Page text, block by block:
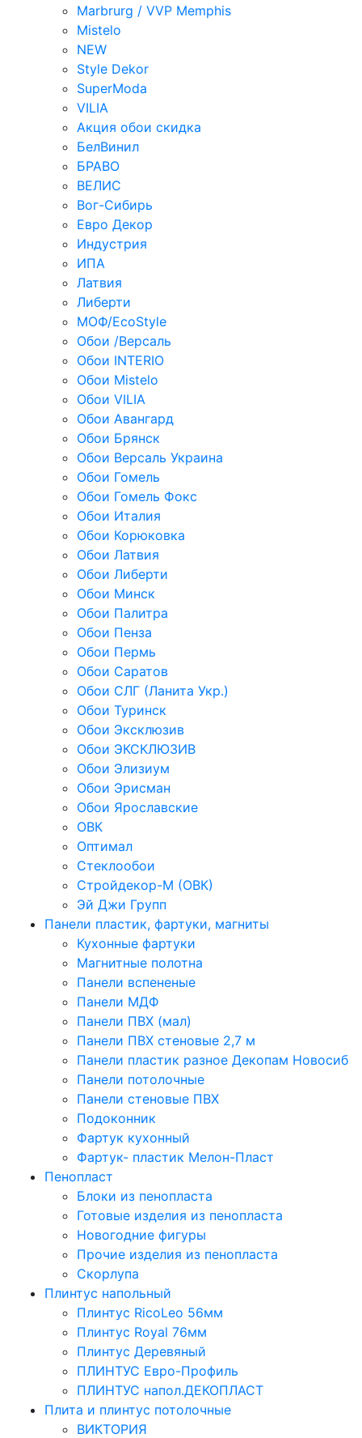
Marbrurg / VVP Memphis
Mistelo
NEW
Style Dekor
SuperModa
VILIA
Акция обои скидка
БелВинил
БРАВО
ВЕЛИС
Вог-Сибирь
Евро Декор
Индустрия
ИПА
Латвия
Либерти
МОФ/EcoStyle
Обои /Версаль
Обои INTERIO
Обои Mistelo
Обои VILIA
Обои Авангард
Обои Брянск
Обои Версаль Украина
Обои Гомель
Обои Гомель Фокс
Обои Италия
Обои Корюковка
Обои Латвия
Обои Либерти
Обои Минск
Обои Палитра
Обои Пенза
Обои Пермь
Обои Саратов
Обои СЛГ (Ланита Укр.)
Обои Туринск
Обои Эксклюзив
Обои ЭКСКЛЮЗИВ
Обои Элизиум
Обои Эрисман
Обои Ярославские
ОВК
Оптимал
Стеклообои
Стройдекор-М (ОВК)
Эй Джи Групп
Панели пластик, фартуки, магниты
Кухонные фартуки
Магнитные полотна
Панели вспененые
Панели МДФ
Панели ПВХ (мал)
Панели ПВХ стеновые 2,7 м
Панели пластик разное Декопам Новосиб
Панели потолочные
Панели стеновые ПВХ
Подоконник
Фартук кухонный
Фартук- пластик Мелон-Пласт
Пенопласт
Блоки из пенопласта
Готовые изделия из пенопласта
Новогодние фигуры
Прочие изделия из пенопласта
Скорлупа
Плинтус напольный
Плинтус RicoLeo 56мм
Плинтус Royal 76мм
Плинтус Деревяный
ПЛИНТУС Евро-Профиль
ПЛИНТУС напол.ДЕКОПЛАСТ
Плита и плинтус потолочные
ВИКТОРИЯ